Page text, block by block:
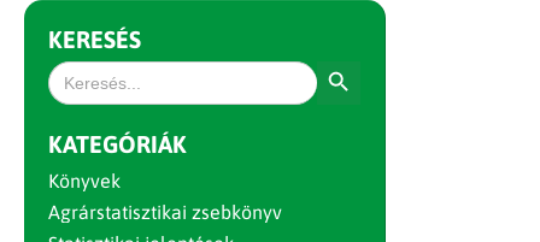
KERESÉS
Search
for:
KATEGÓRIÁK
Könyvek
Agrárstatisztikai zsebkönyv